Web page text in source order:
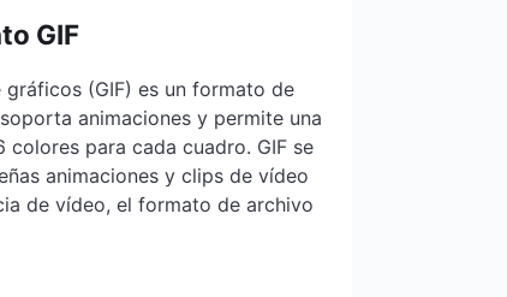
GIF
(GIF) es un formato de
animaciones y permite una
para cada cuadro. GIF se
animaciones y clips de vídeo
de vídeo, el formato de archivo